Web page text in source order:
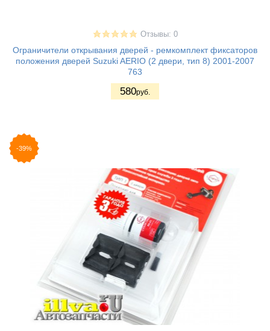
Отзывы: 0
Ограничители открывания дверей - ремкомплект фиксаторов
положения дверей Suzuki AERIO (2 двери, тип 8) 2001-2007
763
580руб.
-39%